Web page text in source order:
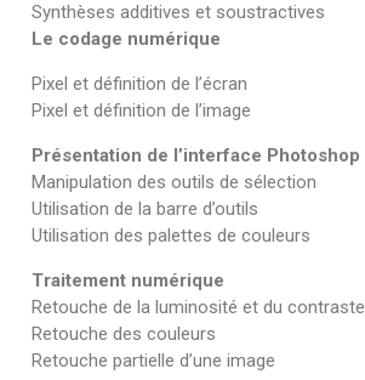
Synthèses additives et soustractives
Le codage numérique
Pixel et définition de l’écran
Pixel et définition de l’image
Présentation de l’interface Photoshop
Manipulation des outils de sélection
Utilisation de la barre d’outils
Utilisation des palettes de couleurs
Traitement numérique
Retouche de la luminosité et du contraste
Retouche des couleurs
Retouche partielle d’une image